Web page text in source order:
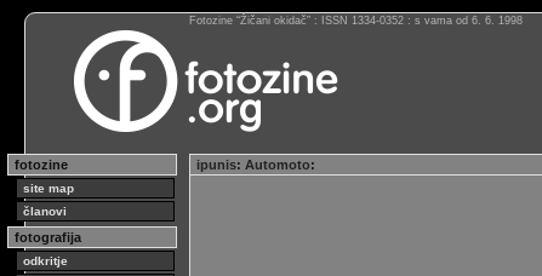
Fotozine “Žičani okidač” : ISSN 1334-0352 : s vama od 6. 6. 1998
fotozine
site map
članovi
fotografija
odkritje
ipunis: Automoto: